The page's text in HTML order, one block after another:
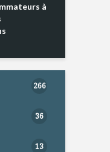
à
266
36
13